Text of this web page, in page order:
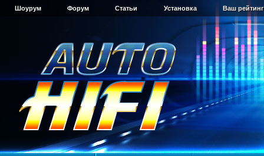
Шоурум Форум Статьи Установка Ваш